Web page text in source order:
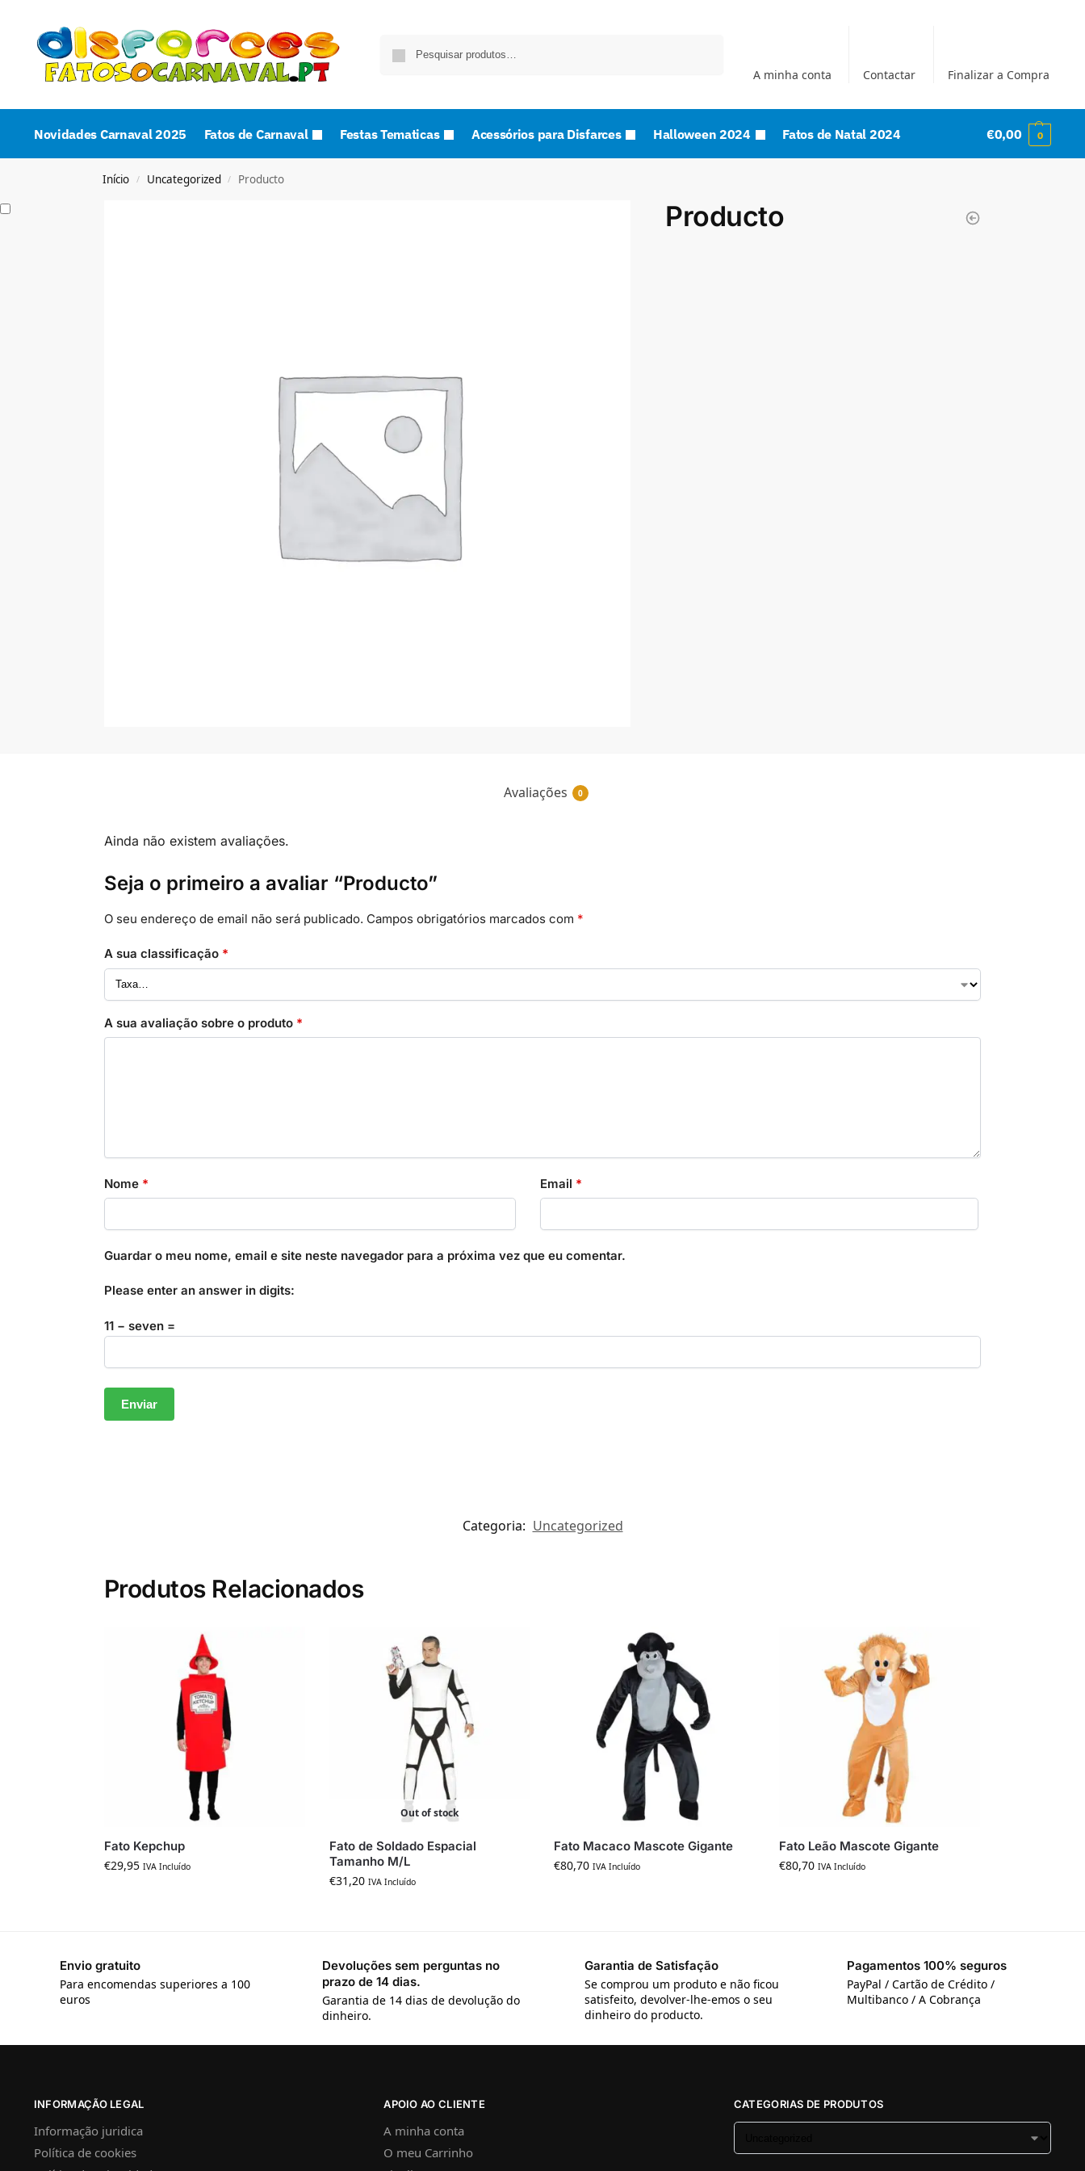
A minha conta Contactar Finalizar a Compra
Novidades Carnaval 2025 Fatos de Carnaval Festas Tematicas Acessórios para Disfarces Halloween 2024 Fatos de Natal 2024 €0,00 0
Início / Uncategorized / Producto
Producto
Avaliações 0
Ainda não existem avaliações.
Seja o primeiro a avaliar “Producto”
O seu endereço de email não será publicado. Campos obrigatórios marcados com *
A sua classificação *
A sua avaliação sobre o produto *
Nome * Email *
Guardar o meu nome, email e site neste navegador para a próxima vez que eu comentar.
Please enter an answer in digits:
11 − seven =
Categoria: Uncategorized
Produtos Relacionados
Fato Kepchup
€29,95 IVA Incluído
Out of stock
Fato de Soldado Espacial
Tamanho M/L
€31,20 IVA Incluído
Fato Macaco Mascote Gigante
€80,70 IVA Incluído
Fato Leão Mascote Gigante
€80,70 IVA Incluído
Envio gratuito
Para encomendas superiores a 100
euros
Devoluções sem perguntas no
prazo de 14 dias.
Garantia de 14 dias de devolução do
dinheiro.
Garantia de Satisfação
Se comprou um produto e não ficou
satisfeito, devolver-lhe-emos o seu
dinheiro do producto.
Pagamentos 100% seguros
PayPal / Cartão de Crédito /
Multibanco / A Cobrança
INFORMAÇÃO LEGAL
Informação juridica
Política de cookies
APOIO AO CLIENTE
A minha conta
O meu Carrinho
CATEGORIAS DE PRODUTOS